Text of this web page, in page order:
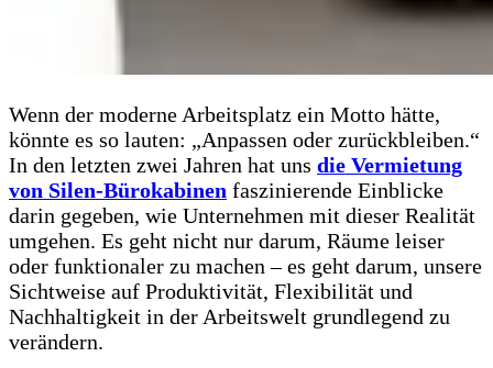
Wenn der moderne Arbeitsplatz ein Motto hätte,
könnte es so lauten: „Anpassen oder zurückbleiben.“
In den letzten zwei Jahren hat uns die Vermietung
von Silen-Bürokabinen faszinierende Einblicke
darin gegeben, wie Unternehmen mit dieser Realität
umgehen. Es geht nicht nur darum, Räume leiser
oder funktionaler zu machen – es geht darum, unsere
Sichtweise auf Produktivität, Flexibilität und
Nachhaltigkeit in der Arbeitswelt grundlegend zu
verändern.